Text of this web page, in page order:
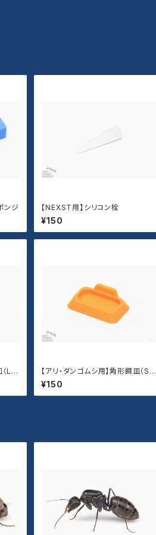
ンジ 【NEXST用】シリコン栓
¥150
Lサ
【アリ・ダンゴムシ用】角形餌皿（Sサ
イズ）
¥150